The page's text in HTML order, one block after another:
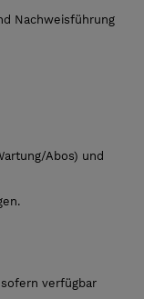
Nachweisführung
Abos) und
verfügbar